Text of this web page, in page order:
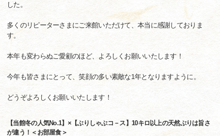
した。
多くのリピーターさまにご来館いただけて、本当に感謝しておりま
す。
本年も変わらぬご愛顧のほど、よろしくお願いいたします！
今年も皆さまにとって、笑顔の多い素敵な1年となりますように。
どうぞよろしくお願いいたします！
【当館冬の人気No.1】×【ぶりしゃぶコ－ス】10キロ以上の天然ぶりは旨さ
が違う！＜お部屋食＞